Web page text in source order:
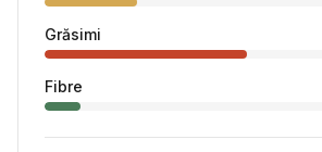
Grăsimi
Fibre